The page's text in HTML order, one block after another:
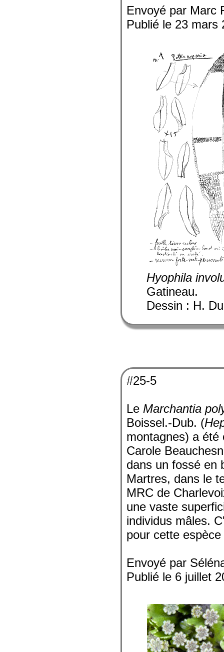
Envoyé par Marc
Publié le 23 mars
Hyophila
Gatineau.
Dessin : H.
#25-5
Le Marchantia
Boissel.-Dub. (
montagnes) a été
Carole
dans un fossé en
Martres, dans le
MRC de
une vaste
individus mâles.
pour cette
Envoyé par
Publié le 6 juillet